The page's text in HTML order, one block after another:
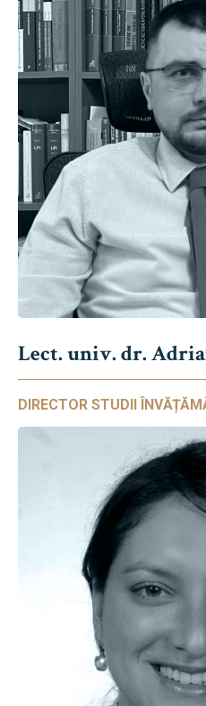
Lect. univ. dr.
DIRECTOR STUDII